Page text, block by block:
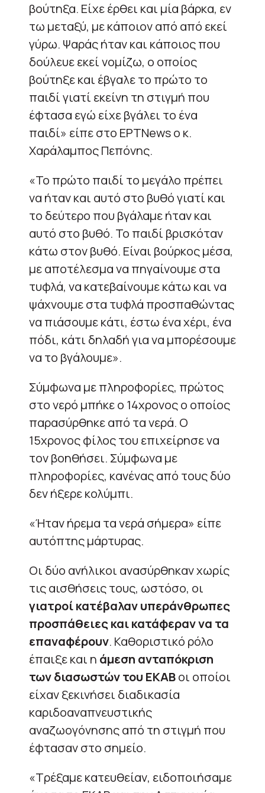
βούτηξα. Είχε έρθει και μία βάρκα, εν
τω μεταξύ, με κάποιον από από εκεί
γύρω. Ψαράς ήταν και κάποιος που
δούλευε εκεί νομίζω, ο οποίος
βούτηξε και έβγαλε το πρώτο το
παιδί γιατί εκείνη τη στιγμή που
έφτασα εγώ είχε βγάλει το ένα
παιδί» είπε στο ΕΡΤNews ο κ.
Χαράλαμπος Πεπόνης.
«Το πρώτο παιδί το μεγάλο πρέπει
να ήταν και αυτό στο βυθό γιατί και
το δεύτερο που βγάλαμε ήταν και
αυτό στο βυθό. Το παιδί βρισκόταν
κάτω στον βυθό. Είναι βούρκος μέσα,
με αποτέλεσμα να πηγαίνουμε στα
τυφλά, να κατεβαίνουμε κάτω και να
ψάχνουμε στα τυφλά προσπαθώντας
να πιάσουμε κάτι, έστω ένα χέρι, ένα
πόδι, κάτι δηλαδή για να μπορέσουμε
να το βγάλουμε».
Σύμφωνα με πληροφορίες, πρώτος
στο νερό μπήκε ο 14χρονος ο οποίος
παρασύρθηκε από τα νερά. Ο
15χρονος φίλος του επιχείρησε να
τον βοηθήσει. Σύμφωνα με
πληροφορίες, κανένας από τους δύο
δεν ήξερε κολύμπι.
«Ήταν ήρεμα τα νερά σήμερα» είπε
αυτόπτης μάρτυρας.
Οι δύο ανήλικοι ανασύρθηκαν χωρίς
τις αισθήσεις τους, ωστόσο, οι
γιατροί κατέβαλαν υπεράνθρωπες
προσπάθειες και κατάφεραν να τα
επαναφέρουν. Καθοριστικό ρόλο
έπαιξε και η άμεση ανταπόκριση
των διασωστών του ΕΚΑΒοι οποίοι
είχαν ξεκινήσει διαδικασία
καριδοαναπνευστικής
αναζωογόνησης από τη στιγμή που
έφτασαν στο σημείο.
«Τρέξαμε κατευθείαν, ειδοποιήσαμε